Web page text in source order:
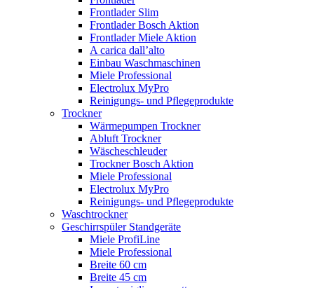
Frontlader Slim
Frontlader Bosch Aktion
Frontlader Miele Aktion
A carica dall’alto
Einbau Waschmaschinen
Miele Professional
Electrolux MyPro
Reinigungs- und Pflegeprodukte
Trockner
Wärmepumpen Trockner
Abluft Trockner
Wäscheschleuder
Trockner Bosch Aktion
Miele Professional
Electrolux MyPro
Reinigungs- und Pflegeprodukte
Waschtrockner
Geschirrspüler Standgeräte
Miele ProfiLine
Miele Professional
Breite 60 cm
Breite 45 cm